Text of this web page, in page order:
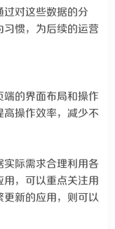
过对这些数据的分
习惯，为后续的运营
端的界面布局和操作
操作效率，减少不
实际需求合理利用各
，可以重点关注用
新的应用，则可以